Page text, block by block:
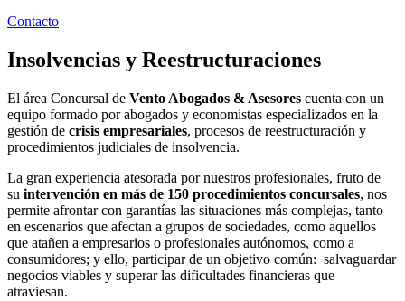
Contacto
Insolvencias y Reestructuraciones
El área Concursal de Vento Abogados & Asesores cuenta con un
equipo formado por abogados y economistas especializados en la
gestión de crisis empresariales, procesos de reestructuración y
procedimientos judiciales de insolvencia.
La gran experiencia atesorada por nuestros profesionales, fruto de
su intervención en más de 150 procedimientos concursales, nos
permite afrontar con garantías las situaciones más complejas, tanto
en escenarios que afectan a grupos de sociedades, como aquellos
que atañen a empresarios o profesionales autónomos, como a
consumidores; y ello, participar de un objetivo común: salvaguardar
negocios viables y superar las dificultades financieras que
atraviesan.